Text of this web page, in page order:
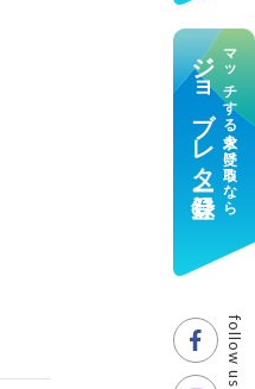
マッチする求人を受け取るなら
ジョブレター登録
follow us